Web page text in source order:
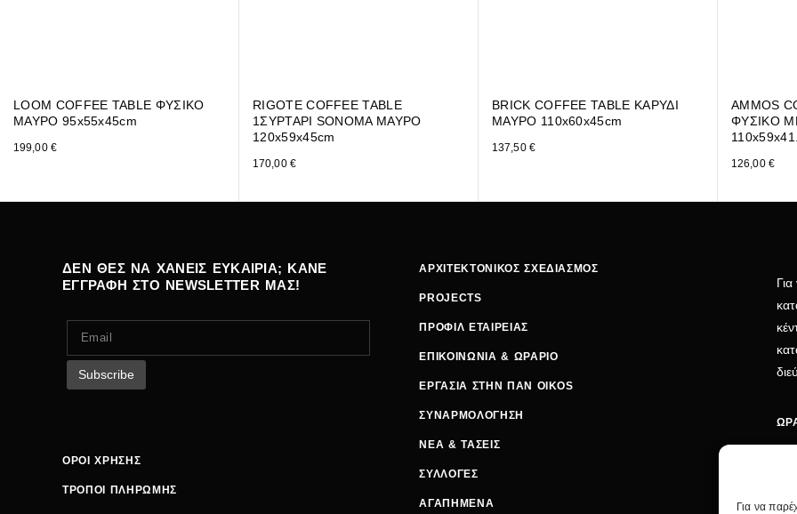
Για να
LOOM COFFEE TABLE ΦΥΣΙΚΟ
ΜΑΥΡΟ 95x55x45cm
199,00 €
RIGOTE COFFEE TABLE
1ΣΥΡΤΑΡΙ SONOMA ΜΑΥΡΟ
120x59x45cm
170,00 €
BRICK COFFEE TABLE ΚΑΡΥΔΙ
ΜΑΥΡΟ 110x60x45cm
137,50 €
AMMOS
ΦΥΣΙΚΟ
126,00 €
ΔΕΝ ΘΕΣ ΝΑ ΧΑΝΕΙΣ ΕΥΚΑΙΡΙΑ; ΚΑΝΕ
ΕΓΓΡΑΦΗ ΣΤΟ NEWSLETTER ΜΑΣ!
ΟΡΟΙ ΧΡΗΣΗΣ
ΤΡΟΠΟΙ ΠΛΗΡΩΜΗΣ
ΑΡΧΙΤΕΚΤΟΝΙΚΟΣ ΣΧΕΔΙΑΣΜΟΣ
PROJECTS
ΠΡΟΦΙΛ ΕΤΑΙΡΕΙΑΣ
ΕΠΙΚΟΙΝΩΝΙΑ & ΩΡΑΡΙΟ
ΕΡΓΑΣΙΑ ΣΤΗΝ ΠΑΝ OIKOS
ΣΥΝΑΡΜΟΛΟΓΗΣΗ
ΝΕΑ & ΤΑΣΕΙΣ
ΣΥΛΛΟΓΕΣ
ΑΓΑΠΗΜΕΝΑ